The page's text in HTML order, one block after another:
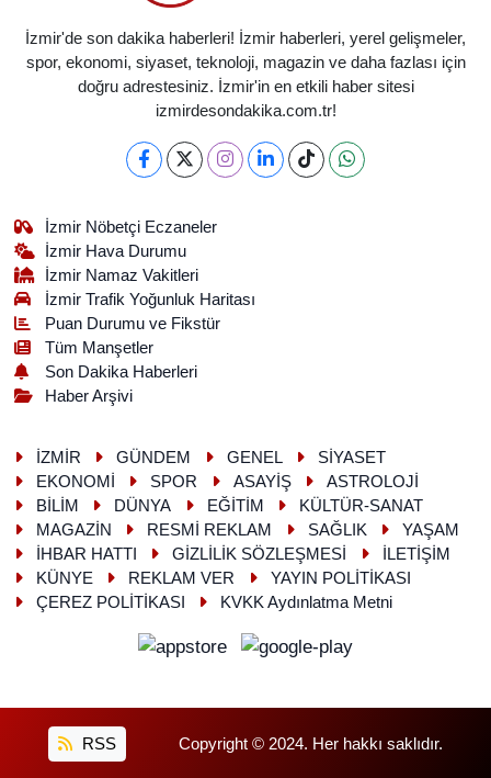
İzmir'de son dakika haberleri! İzmir haberleri, yerel gelişmeler,
spor, ekonomi, siyaset, teknoloji, magazin ve daha fazlası için
doğru adrestesiniz. İzmir'in en etkili haber sitesi
izmirdesondakika.com.tr!
İzmir Nöbetçi Eczaneler
İzmir Hava Durumu
İzmir Namaz Vakitleri
İzmir Trafik Yoğunluk Haritası
Puan Durumu ve Fikstür
Tüm Manşetler
Son Dakika Haberleri
Haber Arşivi
İZMİR GÜNDEM GENEL
SİYASET
EKONOMİ
SPOR ASAYİŞ
ASTROLOJİ
BİLİM
DÜNYA EĞİTİM
KÜLTÜR-SANAT
MAGAZİN
RESMİ REKLAM SAĞLIK
YAŞAM
İHBAR HATTI
GİZLİLİK SÖZLEŞMESİ
İLETİŞİM
KÜNYE
REKLAM VER
YAYIN POLİTİKASI
ÇEREZ POLİTİKASI
KVKK Aydınlatma Metni
RSS Copyright © 2024. Her hakkı saklıdır.